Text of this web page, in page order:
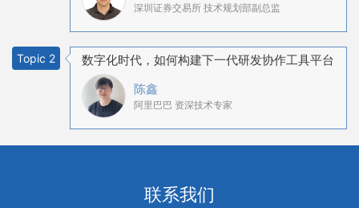
深圳证券交易所 技术规划部副总监
Topic 2
数字化时代，如何构建下一代研发协作工具平台
陈鑫
阿里巴巴 资深技术专家
联系我们